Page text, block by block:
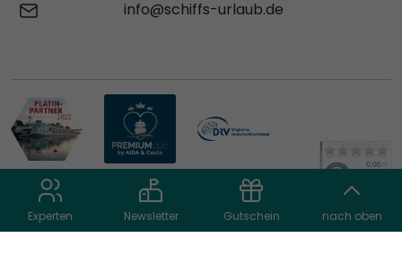
Experten Newsletter Gutschein nach oben
info@schiffs-urlaub.de